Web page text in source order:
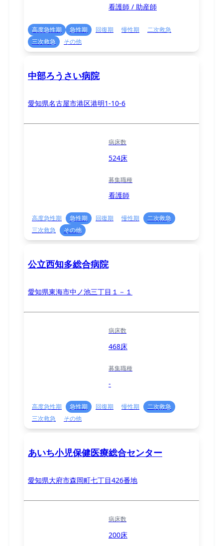
看護師 / 助産師
高度急性期 急性期 回復期 慢性期
二次救急
三次救急
その他
中部ろうさい病院
愛知県名古屋市港区港明1-10-6
病床数
524床
募集職種
看護師
高度急性期 急性期 回復期 慢性期
二次救急
三次救急
その他
公立西知多総合病院
愛知県東海市中ノ池三丁目１－１
病床数
468床
募集職種
-
高度急性期 急性期 回復期 慢性期
二次救急
三次救急
その他
あいち小児保健医療総合センター
愛知県大府市森岡町七丁目426番地
病床数
200床